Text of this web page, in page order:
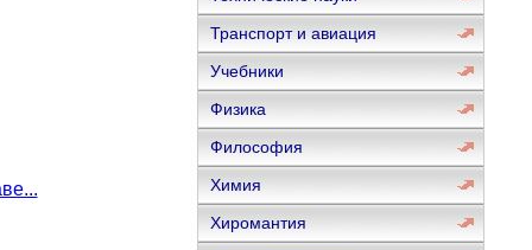
Транспорт и авиация
Учебники
Физика
Философия
Химия
Хиромантия